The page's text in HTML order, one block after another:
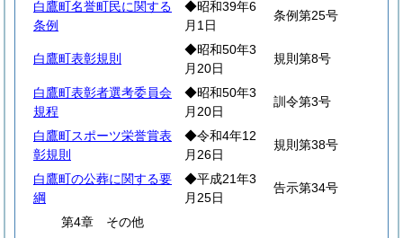
白鷹町名誉町民に関する
条例
◆昭和39年6
月1日
条例第25号
白鷹町表彰規則
◆昭和50年3
月20日
規則第8号
白鷹町表彰者選考委員会
規程
◆昭和50年3
月20日
訓令第3号
白鷹町スポーツ栄誉賞表
彰規則
◆令和4年12
月26日
規則第38号
白鷹町の公葬に関する要
綱
◆平成21年3
月25日
告示第34号
第4章 その他